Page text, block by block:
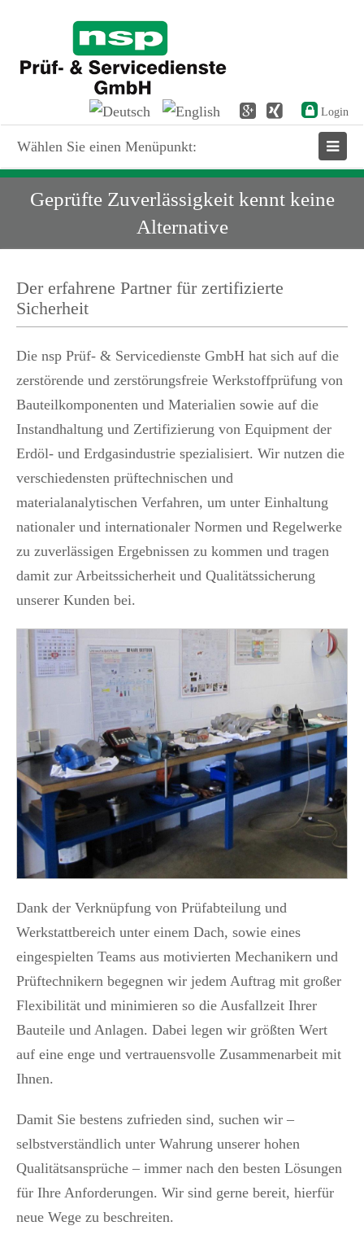
Login
Wählen Sie einen Menüpunkt:
Geprüfte Zuverlässigkeit kennt keine
Alternative
Der erfahrene Partner für zertifizierte
Sicherheit
Die nsp Prüf- & Servicedienste GmbH hat sich auf die
zerstörende und zerstörungsfreie Werkstoffprüfung von
Bauteilkomponenten und Materialien sowie auf die
Instandhaltung und Zertifizierung von Equipment der
Erdöl- und Erdgasindustrie spezialisiert. Wir nutzen die
verschiedensten prüftechnischen und
materialanalytischen Verfahren, um unter Einhaltung
nationaler und internationaler Normen und Regelwerke
zu zuverlässigen Ergebnissen zu kommen und tragen
damit zur Arbeitssicherheit und Qualitätssicherung
unserer Kunden bei.
Dank der Verknüpfung von Prüfabteilung und
Werkstattbereich unter einem Dach, sowie eines
eingespielten Teams aus motivierten Mechanikern und
Prüftechnikern begegnen wir jedem Auftrag mit großer
Flexibilität und minimieren so die Ausfallzeit Ihrer
Bauteile und Anlagen. Dabei legen wir größten Wert
auf eine enge und vertrauensvolle Zusammenarbeit mit
Ihnen.
Damit Sie bestens zufrieden sind, suchen wir –
selbstverständlich unter Wahrung unserer hohen
Qualitätsansprüche – immer nach den besten Lösungen
für Ihre Anforderungen. Wir sind gerne bereit, hierfür
neue Wege zu beschreiten.